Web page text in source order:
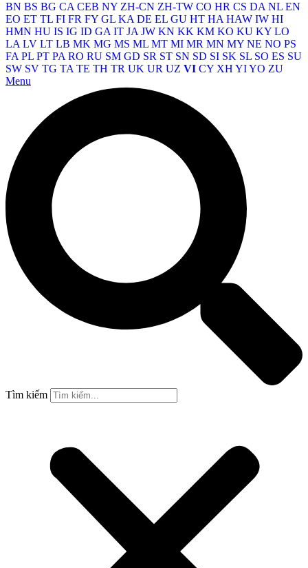
BN BS BG CA CEB NY ZH-CN ZH-TW CO HR CS DA NL EN
EO ET TL FI FR FY GL KA DE EL GU HT HA HAW IW HI
HMN HU IS IG ID GA IT JA JW KN KK KM KO KU KY LO
LA LV LT LB MK MG MS ML MT MI MR MN MY NE NO PS
FA PL PT PA RO RU SM GD SR ST SN SD SI SK SL SO ES SU
SW SV TG TA TE TH TR UK UR UZ VI CY XH YIYO ZU
Menu
Tìm kiếm